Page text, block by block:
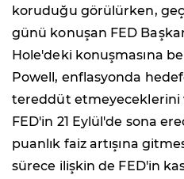
koruduğu görülürken,
günü konuşan FED
Hole'deki konuşmasına
Powell, enflasyonda
tereddüt etmeyeceklerini
FED'in 21 Eylül'de sona
puanlık faiz artışına
sürece ilişkin de FED'in